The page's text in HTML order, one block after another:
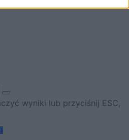
wyniki lub przyciśnij ESC,